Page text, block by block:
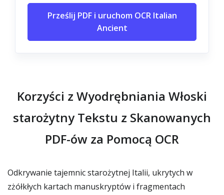
Prześlij PDF i uruchom OCR Italian
Ancient
Korzyści z Wyodrębniania Włoski
starożytny Tekstu z Skanowanych
PDF-ów za Pomocą OCR
Odkrywanie tajemnic starożytnej Italii, ukrytych w
zżółkłych kartach manuskryptów i fragmentach